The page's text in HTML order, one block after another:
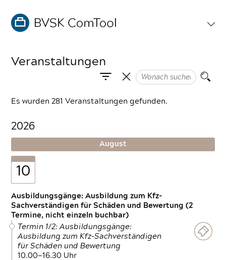
Veranstaltungen
Es wurden 281 Veranstaltungen gefunden.
2026
August
10
Ausbildungsgänge: Ausbildung zum Kfz-
Sachverständigen für Schäden und Bewertung (2
Termine, nicht einzeln buchbar)
Termin 1/2: Ausbildungsgänge:
Ausbildung zum Kfz-Sachverständigen
für Schäden und Bewertung
10.00—16.30 Uhr